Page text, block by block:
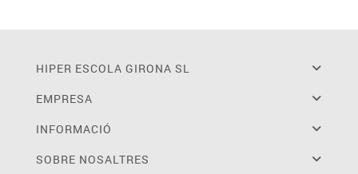
HIPER ESCOLA GIRONA SL
EMPRESA
INFORMACIÓ
SOBRE NOSALTRES